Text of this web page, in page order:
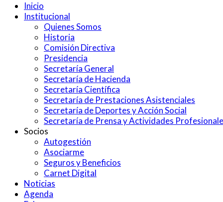
Inicio
Institucional
Quienes Somos
Historia
Comisión Directiva
Presidencia
Secretaría General
Secretaría de Hacienda
Secretaría Científica
Secretaría de Prestaciones Asistenciales
Secretaría de Deportes y Acción Social
Secretaría de Prensa y Actividades
Socios
Autogestión
Asociarme
Seguros y Beneficios
Carnet Digital
Noticias
Agenda